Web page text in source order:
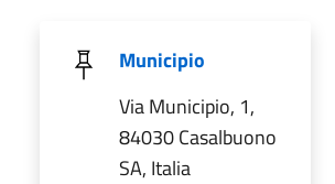
Municipio
Via Municipio, 1,
84030 Casalbuono
SA, Italia